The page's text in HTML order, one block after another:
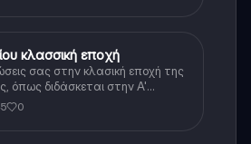
κλασσική εποχή
σας στην κλασική εποχή της
όπως διδάσκεται στην Α'
0